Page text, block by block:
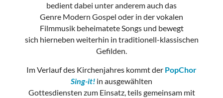
bedient dabei unter anderem auch das
Genre Modern Gospel oder in der vokalen
Filmmusik beheimatete Songs und bewegt
sich hierneben weiterhin in traditionell-klassischen
Gefilden.
Im Verlauf des Kirchenjahres kommt der PopChor
Sing-it! in ausgewählten
Gottesdiensten zum Einsatz, teils gemeinsam mit